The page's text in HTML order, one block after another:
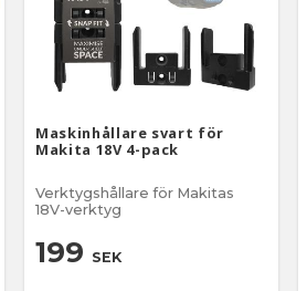
Maskinhållare svart för
Makita 18V 4-pack
Verktygshållare för Makitas
18V-verktyg
199 SEK